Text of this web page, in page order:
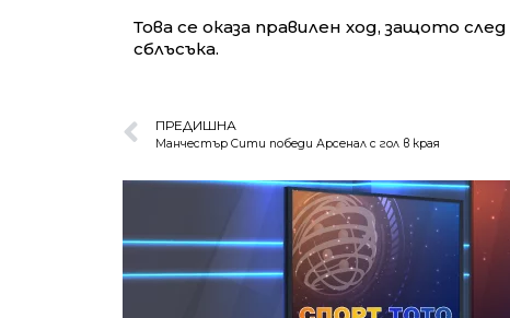
Това се оказа правилен ход, защото
сблъсъка.
ПРЕДИШНА
Манчестър Сити победи Арсенал с гол в края